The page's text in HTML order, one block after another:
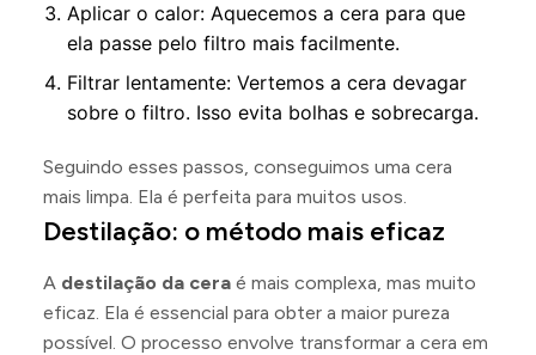
Aplicar o calor: Aquecemos a cera para que
ela passe pelo filtro mais facilmente.
Filtrar lentamente: Vertemos a cera devagar
sobre o filtro. Isso evita bolhas e sobrecarga.
Seguindo esses passos, conseguimos uma cera
mais limpa. Ela é perfeita para muitos usos.
Destilação: o método mais eficaz
A destilação da cera é mais complexa, mas muito
eficaz. Ela é essencial para obter a maior pureza
possível. O processo envolve transformar a cera em